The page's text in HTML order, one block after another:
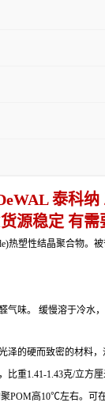
泰科
源稳定 有需
热塑性结晶聚合物
气味。 缓慢溶于冷水
泽的硬而致密的材料
比重1.41-1.43克/立方
POM高10℃左右。可